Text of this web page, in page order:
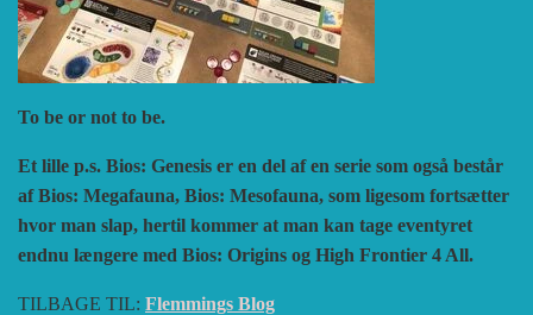
To be or not to be.
Et lille p.s. Bios: Genesis er en del af en serie som også består
af Bios: Megafauna, Bios: Mesofauna, som ligesom fortsætter
hvor man slap, hertil kommer at man kan tage eventyret
endnu længere med Bios: Origins og High Frontier 4 All.
TILBAGE TIL: Flemmings Blog